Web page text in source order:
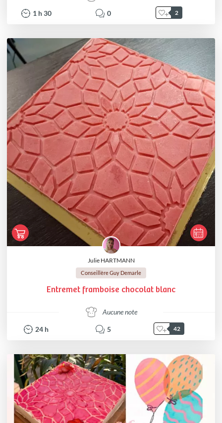
1 h30 0 2
Julie HARTMANN
Conseillère Guy Demarle
Entremet framboise chocolat blanc
Aucune note
24 h 5 42